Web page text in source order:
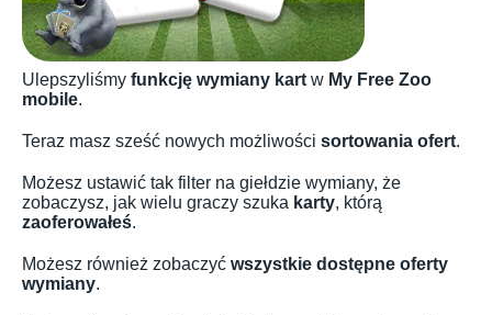
Ulepszyliśmy funkcję wymiany kart w My Free Zoo
mobile.
Teraz masz sześć nowych możliwości sortowania ofert.
Możesz ustawić tak filter na giełdzie wymiany, że
zobaczysz, jak wielu graczy szuka karty, którą
zaoferowałeś.
Możesz również zobaczyć wszystkie dostępne oferty
wymiany.